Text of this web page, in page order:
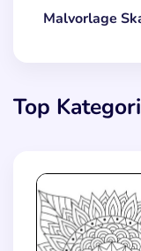
Malvorlage
Top